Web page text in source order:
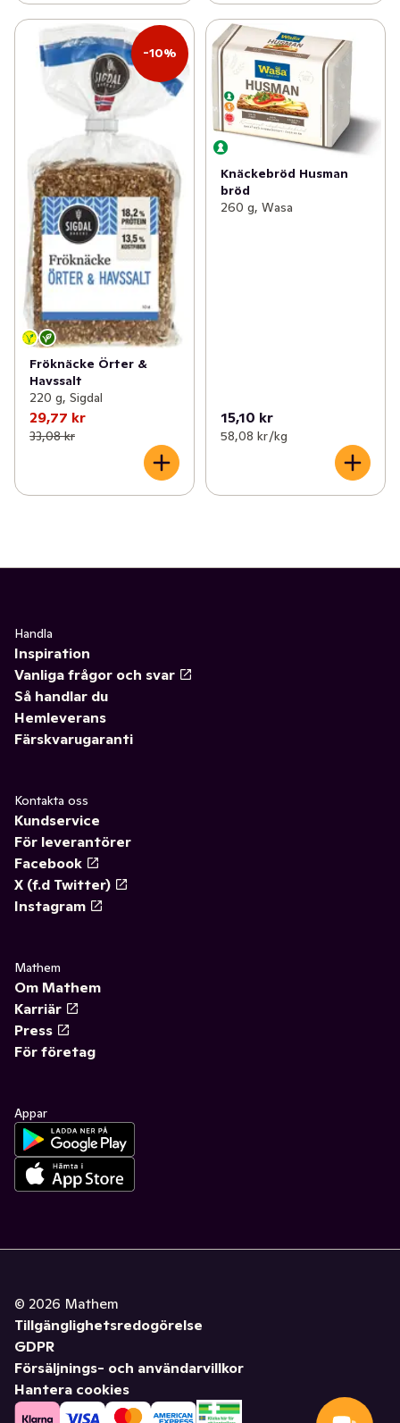
-10%
Fröknäcke Örter &
Havssalt
220 g, Sigdal
29,77 kr
33,08 kr
Knäckebröd Husman
bröd
260 g, Wasa
15,10 kr
58,08 kr /kg
Handla
Inspiration
Vanliga frågor och svar
Så handlar du
Hemleverans
Färskvarugaranti
Kontakta oss
Kundservice
För leverantörer
Facebook
X (f.d Twitter)
Instagram
Mathem
Om Mathem
Karriär
Press
För företag
Appar
© 2026 Mathem
Tillgänglighetsredogörelse
GDPR
Försäljnings- och användarvillkor
Hantera cookies